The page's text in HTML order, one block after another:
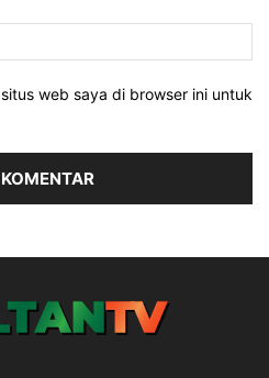
web saya di browser ini untuk